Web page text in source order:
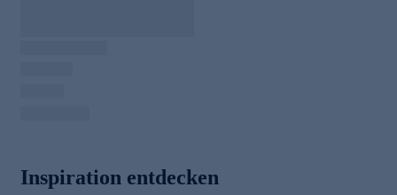
Inspiration entdecken
/
00:48